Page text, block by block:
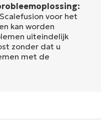
voor het
kan worden
uiteindelijk
zonder dat u
met de